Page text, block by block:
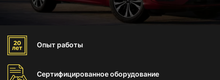
Опыт работы
Сертифицированноеоборудование